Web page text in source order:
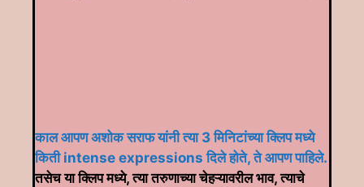
काल आपण अशोक सराफ यांनी त्या 3 मिनिटांच्या क्लिप मध्ये
किती intense expressions दिले होते, ते आपण पाहिले.
तसेच या क्लिप मध्ये, त्या तरुणाच्या चेहऱ्यावरील भाव, त्याचे